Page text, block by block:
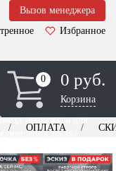
Вызов менеджера
Избранное
0
0 0 руб.
Корзина
менеджера для
оформления заказа
ОПЛАТА